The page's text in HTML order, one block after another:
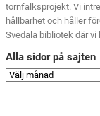
tornfalksprojekt. Vi
hållbarhet och håller
Svedala bibliotek där
Alla sidor på sajten